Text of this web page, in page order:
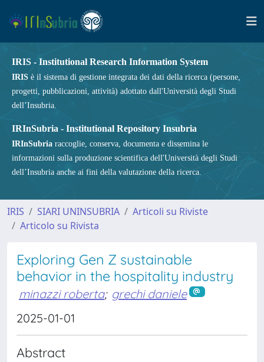
IRIS - Institutional Research Information System
IRIS è il sistema di gestione integrata dei dati della ricerca (persone,
progetti, pubblicazioni, attività) adottato dall'Università degli Studi
dell’Insubria.
IRInSubria - Institutional Repository Insubria
IRInSubria raccoglie, conserva, documenta e dissemina le
informazioni sulla produzione scientifica dell'Università degli Studi
dell’Insubria anche ai fini della valutazione della ricerca.
IRIS SIARI UNINSUBRIA
Articoli su Riviste
Articolo su Rivista
Exploring Gen Z sustainable
behavior in the hospitality industry
minazzi roberta; grechi daniele
2025-01-01
Abstract